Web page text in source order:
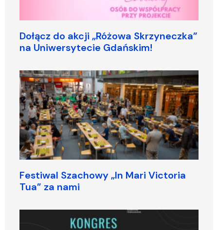
Dołącz do akcji „Różowa Skrzyneczka”
na Uniwersytecie Gdańskim!
Festiwal Szachowy „In Mari Victoria
Tua” za nami